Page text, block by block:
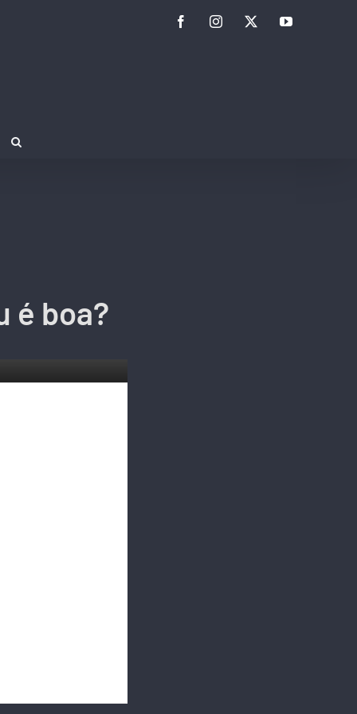
FacebookInstagramTwitterYouTube
é boa?